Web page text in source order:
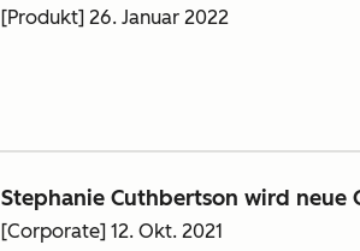
[Produkt] 26. Januar 2022
Stephanie Cuthbertson wird
[Corporate] 12. Okt. 2021